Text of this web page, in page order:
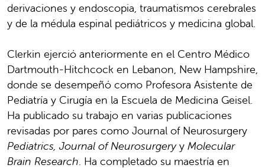
derivaciones y endoscopia, traumatismos cerebrales
y de la médula espinal pediátricos y medicina global.
Clerkin ejerció anteriormente en el Centro Médico
Dartmouth-Hitchcock en Lebanon, New Hampshire,
donde se desempeñó como Profesora Asistente de
Pediatría y Cirugía en la Escuela de Medicina Geisel.
Ha publicado su trabajo en varias publicaciones
revisadas por pares como Journal of Neurosurgery
Pediatrics, Journal of Neurosurgeryy Molecular
Brain Research. Ha completado su maestría en